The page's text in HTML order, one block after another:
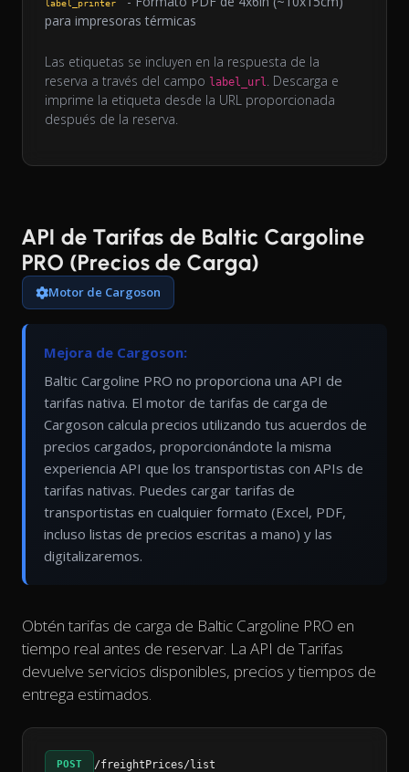
label_printer
para impresoras térmicas
Las etiquetas se incluyen en la respuesta de la
reserva a través del campo label_url. Descarga e
imprime la etiqueta desde la URL proporcionada
después de la reserva.
API de Tarifas de Baltic Cargoline
PRO (Precios de Carga)
Motor de Cargoson
Mejora de Cargoson:
Baltic Cargoline PRO no proporciona una API de
tarifas nativa. El motor de tarifas de carga de
Cargoson calcula precios utilizando tus acuerdos de
precios cargados, proporcionándote la misma
experiencia API que los transportistas con APIs de
tarifas nativas. Puedes cargar tarifas de
transportistas en cualquier formato (Excel, PDF,
incluso listas de precios escritas a mano) y las
digitalizaremos.
Obtén tarifas de carga de Baltic Cargoline PRO en
tiempo real antes de reservar. La API de Tarifas
devuelve servicios disponibles, precios y tiempos de
entrega estimados.
POST /freightPrices/list